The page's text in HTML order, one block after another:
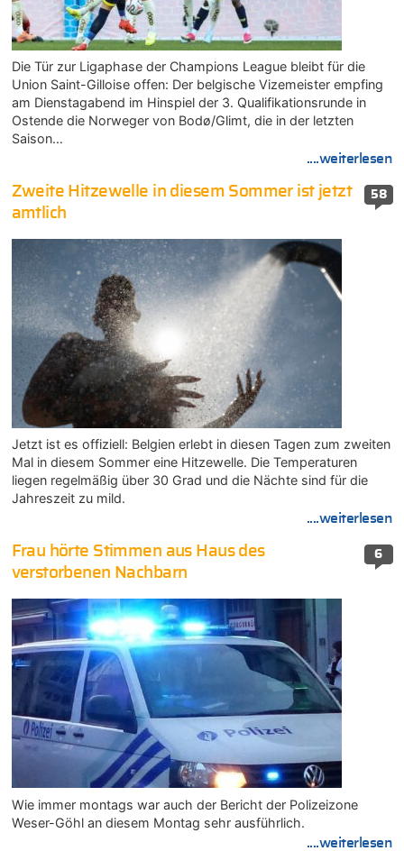
Die Tür zur Ligaphase der Champions League bleibt für die
Union Saint-Gilloise offen: Der belgische Vizemeister empfing
am Dienstagabend im Hinspiel der 3. Qualifikationsrunde in
Ostende die Norweger von Bodø/Glimt, die in der letzten
Saison…
....weiterlesen
58
Zweite Hitzewelle in diesem Sommer ist jetzt
amtlich
Jetzt ist es offiziell: Belgien erlebt in diesen Tagen zum zweiten
Mal in diesem Sommer eine Hitzewelle. Die Temperaturen
liegen regelmäßig über 30 Grad und die Nächte sind für die
Jahreszeit zu mild.
....weiterlesen
6
Frau hörte Stimmen aus Haus des
verstorbenen Nachbarn
Wie immer montags war auch der Bericht der Polizeizone
Weser-Göhl an diesem Montag sehr ausführlich.
....weiterlesen